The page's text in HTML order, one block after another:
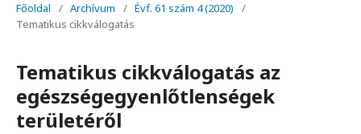
Főoldal / Archívum / Évf. 61 szám 4 (2020)
/
Tematikus cikkválogatás
Tematikus cikkválogatás az
egészségegyenlőtlenségek
területéről